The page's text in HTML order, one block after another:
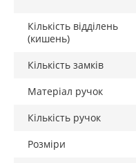
Кількість відділень
(кишень)
Кількість замків
Матеріал ручок
Кількість ручок
Розміри